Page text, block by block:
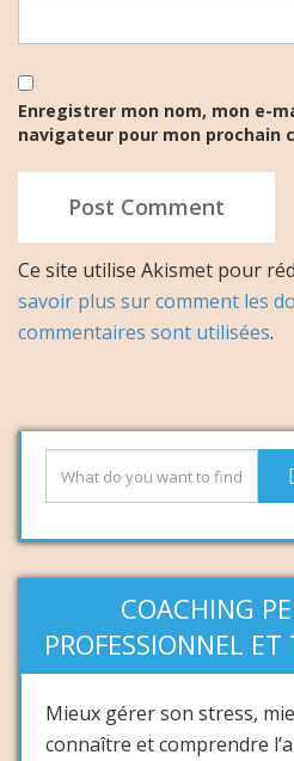
Enregistrer mon nom, mon e-
navigateur pour mon prochain
Ce site utilise Akismet pour
savoir plus sur comment les
commentaires sont utilisées.
COACHING
PROFESSIONNEL ET
Mieux gérer son stress,
connaître et comprendre